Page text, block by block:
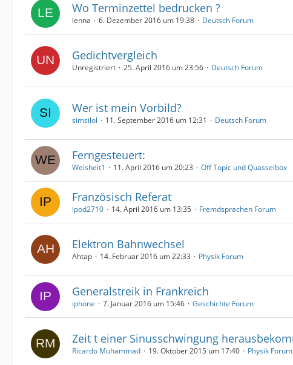
Wo Terminzettel bedrucken ?
lenna 6. Dezember 2016 um 19:38 Deutsch Forum
Gedichtvergleich
Unregistriert 25. April 2016 um 23:56 Deutsch Forum
Wer ist mein Vorbild?
simsilol 11. September 2016 um 12:31 Deutsch Forum
Ferngesteuert:
Weisheit1 11. April 2016 um 20:23 Off Topic und Quasselbox
Französisch Referat
ipod2710 14. April 2016 um 13:35 Fremdsprachen Forum
Elektron Bahnwechsel
Ahtap 14. Februar 2016 um 22:33 Physik Forum
Generalstreik in Frankreich
iphone 7. Januar 2016 um 15:46 Geschichte Forum
Zeit t einer Sinusschwingung
Ricardo Muhammad 19. Oktober 2015 um 17:40 Physik Forum